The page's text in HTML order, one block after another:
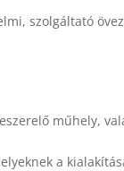
szolgáltató
műhely,
a